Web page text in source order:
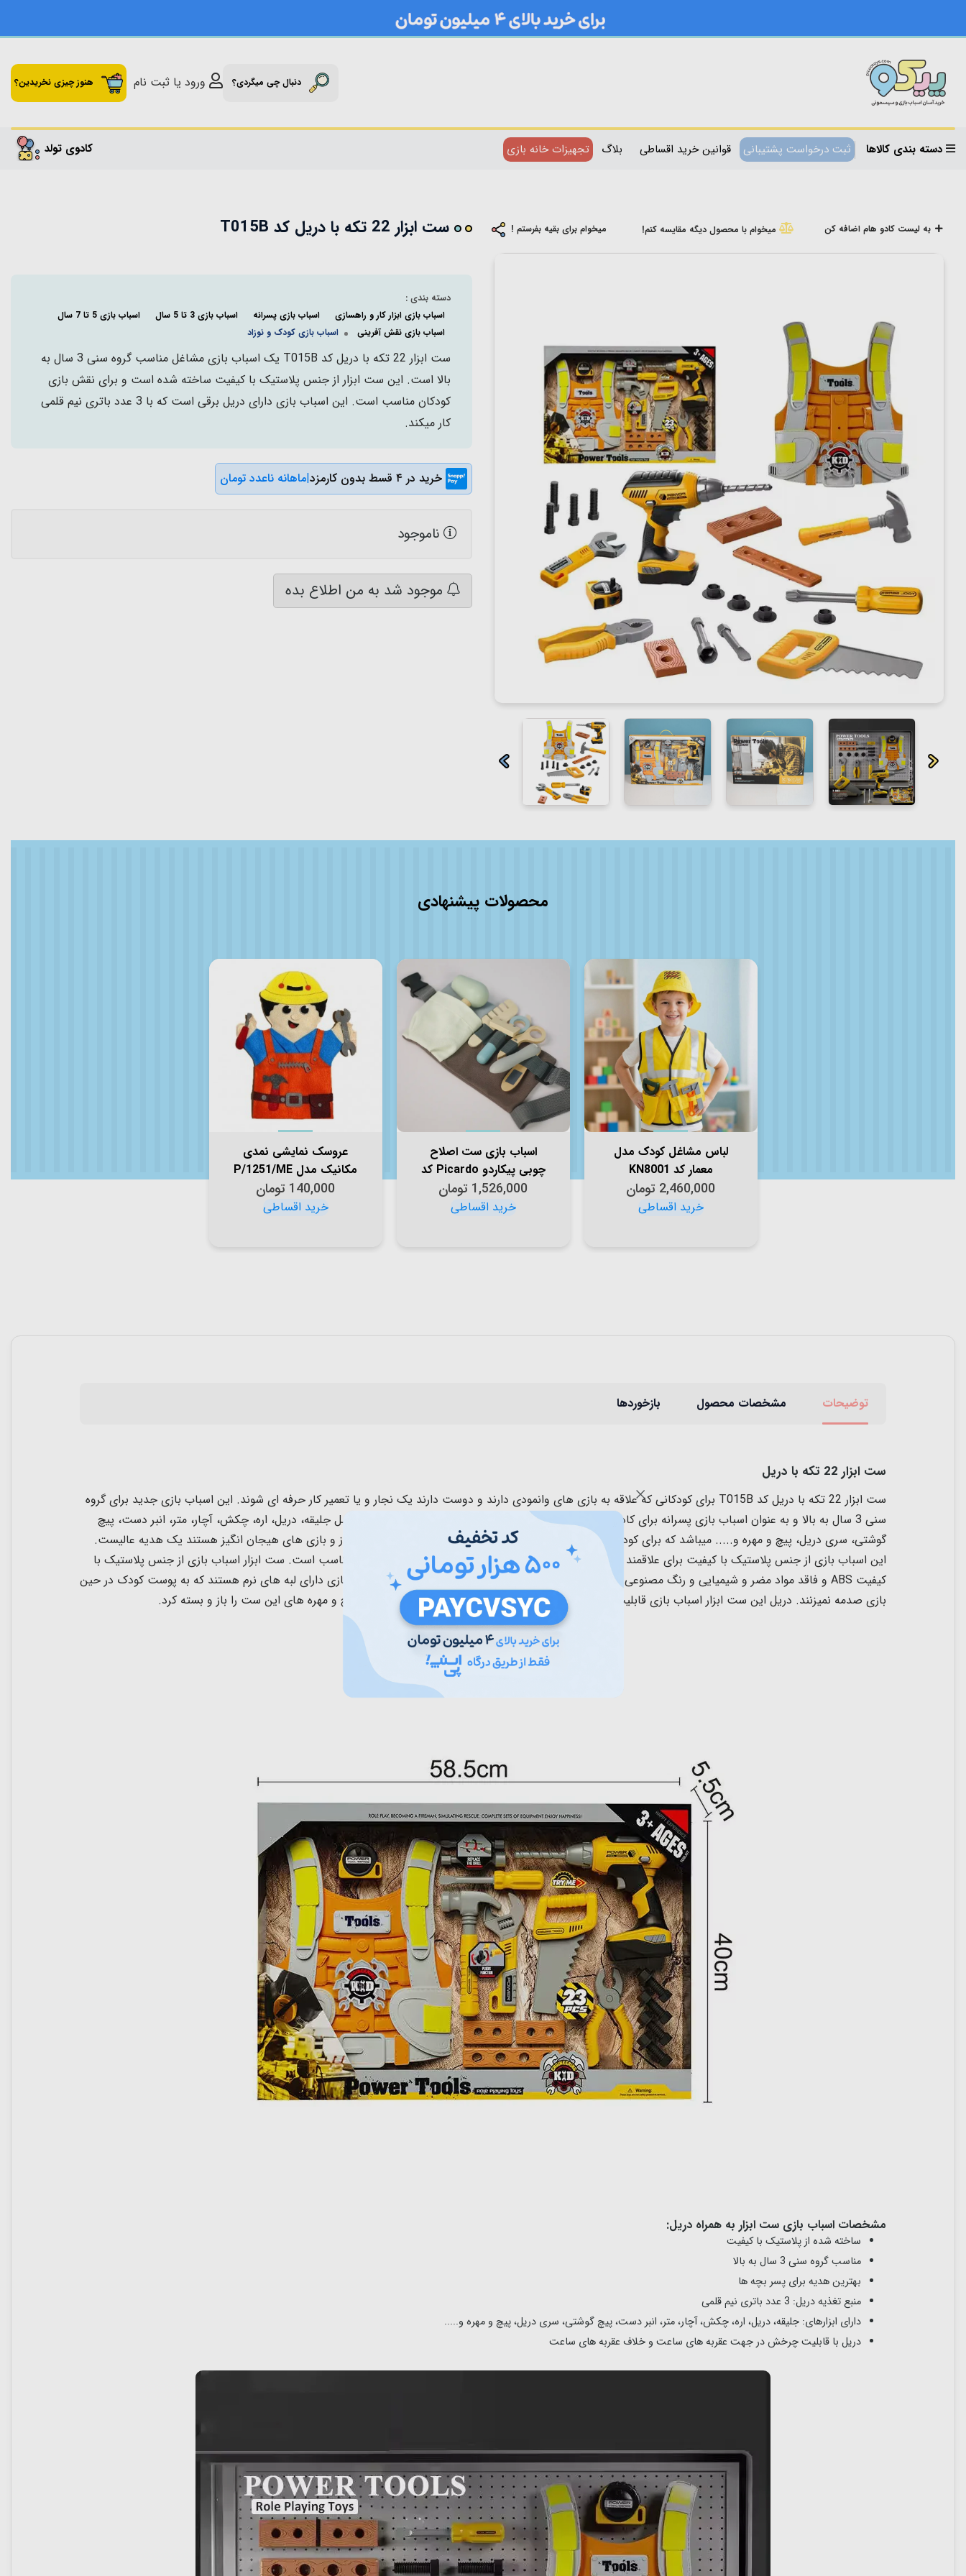
دنبال چی میگردی؟ ورود یا ثبت نام هنوز چیزی نخریدین؟
دسته بندی کالاها ثبت درخواست پشتیبانی قوانین خرید اقساطی بلاگ تجهیزات خانه بازی کادوی تولد
به لیست کادو هام اضافه کن میخوام با محصول دیگه مقایسه کنم! میخوام برای بقیه بفرستم ! ست ابزار 22 تکه با دریل کد T015B
دسته بندی :
اسباب بازی ابزار کار و راهسازی
اسباب بازی پسرانه اسباب بازی 3 تا 5 سال
اسباب بازی 5 تا 7 سال
اسباب بازی نقش آفرینی
اسباب بازی کودک و نوزاد
ست ابزار 22 تکه با دریل کد T015B یک اسباب بازی مشاغل مناسب گروه سنی 3 سال به
بالا است. این ست ابزار از جنس پلاستیک با کیفیت ساخته شده است و برای نقش بازی
کودکان مناسب است. این اسباب بازی دارای دریل برقی است که با 3 عدد باتری نیم قلمی
کار میکند.
خرید در ۴ قسط بدون کارمزد |ماهانه ناعدد تومان
ناموجود
موجود شد به من اطلاع بده
محصولات پیشنهادی
لباس مشاغل کودک مدل
معمار کد KN8001
2,460,000 تومان
اسباب بازی ست اصلاح
چوبی پیکاردو Picardo کد
BZ-43-D
1,526,000 تومان
عروسک نمایشی نمدی
مکانیک مدل P/1251/ME
140,000 تومان
توضیحات مشخصات محصول بازخوردها
ست ابزار 22 تکه با دریل
ست ابزار 22 تکه با دریل کد T015B برای کودکانی که علاقه به بازی های وانمودی دارند و دوست دارند یک نجار و یا تعمیر کار حرفه ای شوند. این اسباب بازی جدید برای گروه
سنی 3 سال به بالا و به عنوان اسباب بازی پسرانه برای کادو تولد 3 سالگی مناسب است. ست ابزار 22 تکه با دریل شامل جلیقه، دریل، اره، چکش، آچار، متر، انبر دست، پیچ
گوشتی، سری دریل، پیچ و مهره و..... میباشد که برای کودکان 3 سال به بالا که عاشق اسباب بازی مشاغل، ساخت و ساز و بازی های هیجان انگیز هستند یک هدیه عالیست.
این اسباب بازی از جنس پلاستیک با کیفیت برای علاقمند به ابزار مهندسی و نجاری و کار با ابزار دارند هدیه ای بسیار مناسب است. ست ابزار اسباب بازی از جنس پلاستیک با
کیفیت ABS و فاقد مواد مضر و شیمیایی و رنگ مصنوعی مثل BPA ساخته شده است. همچنین این ست ابزار اسباب بازی دارای لبه های نرم هستند که به پوست کودک در حین
بازی صدمه نمیزنند. دریل این ست ابزار اسباب بازی قابلیت حرکت به چپ و راست دارد و با کمک این دریل میتوان پیچ و مهره های این ست را باز و بسته کرد.
مشخصات اسباب بازی ست ابزار به همراه دریل:
ساخته شده از پلاستیک با کیفیت
مناسب گروه سنی 3 سال به بالا
بهترین هدیه برای پسر بچه ها
منبع تغذیه دریل: 3 عدد باتری نیم قلمی
دارای ابزارهای: جلیقه، دریل، اره، چکش، آچار، متر، انبر دست، پیچ گوشتی، سری دریل، پیچ و مهره و.....
دریل با قابلیت چرخش در جهت عقربه های ساعت و خلاف عقربه های ساعت